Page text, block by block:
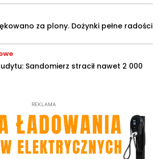
za plony. Dożynki pełne radości
Sandomierz stracił nawet 2 000
REKLAMA